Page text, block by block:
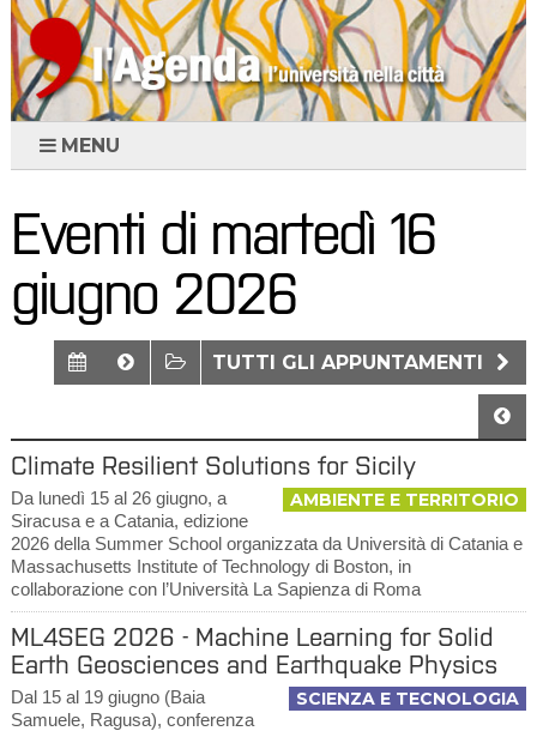
MENU
Eventi di martedì 16
giugno 2026
TUTTI GLI APPUNTAMENTI
Climate Resilient Solutions for Sicily
AMBIENTE E TERRITORIO
Da lunedì 15 al 26 giugno, a
Siracusa e a Catania, edizione
2026 della Summer School organizzata da Università di Catania e
Massachusetts Institute of Technology di Boston, in
collaborazione con l’Università La Sapienza di Roma
ML4SEG 2026 - Machine Learning for Solid
Earth Geosciences and Earthquake Physics
SCIENZA E TECNOLOGIA
Dal 15 al 19 giugno (Baia
Samuele, Ragusa), conferenza